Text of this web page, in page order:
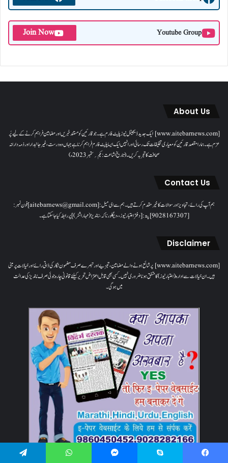
Youtube Group
Join Now
About Us
[www.aitebarnews.com] ایک جدید ڈیجیٹل نیوز پلیٹ فارم ہے۔ جو قارئین کو مستند خبریں اور مضامین فراہم کرنے کے لیے پُر
عزم ہے۔ ہمارا مقصدقارئین کو معیاری تخلیقات تک رسائی اور انہیں ایک ایسا پلیٹ فارم فراہم کرنا ہے جہاں وہ درست، غیر جانبدار اور ذمہ دارانہ
صحافت کا تجربہ کریں۔( تاریخ اشاعت : یکم؍ ستمبر 2023ء)
Contact Us
ہم آپ کی رائے، تجاویز اور سوالات کا خیرمقدم کرتے ہیں۔ ہم سےای میل: [aitebarnews@gmail.com]فون نمبر:
[9028167307]پتہ: [دفتر اعتبار نیوز، ، دیگلور ناکہ، ناندیڑ(مہاراشٹر) ] پر رابطہ کیا جاسکتا ہے۔
Disclaimer
[www.aitebarnews.com] پر شائع ہونے والے مضامین، تجزیے اور تبصرے صرف مضمون نگار کی ذاتی رائے اور خیالات پر مبنی
ہیں۔ ان خیالات سے ادارہ (اعتبار نیوز) کا متفق ہونا ضروری نہیں۔ کسی بھی قابل اعتراض تحریر کیلئے قانونی چارہ جوئی صرف ناندیڑ کی عدالت
میں ہوگی۔